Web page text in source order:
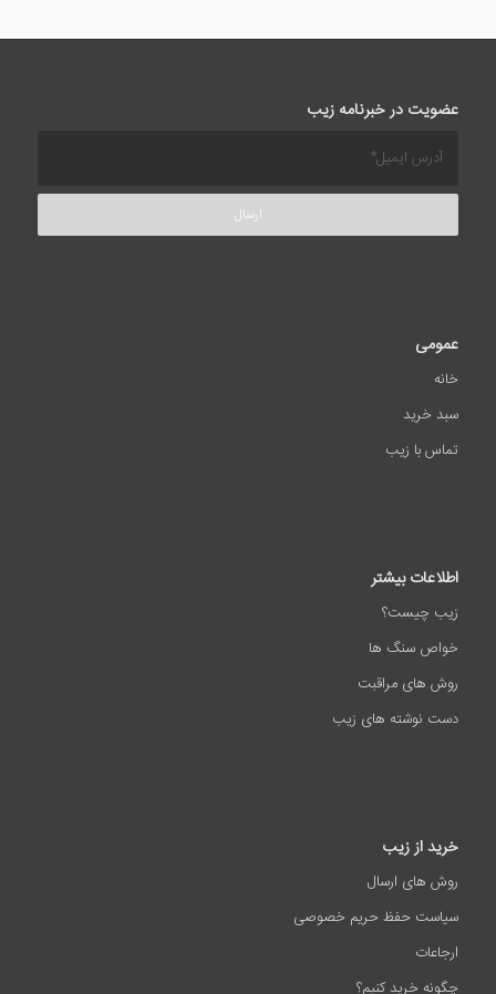
عضویت در خبرنامه زیب
عمومی
خانه
سبد خرید
تماس با زیب
اطلاعات بیشتر
زیب چیست؟
خواص سنگ ها
روش های مراقبت
دست نوشته های زیب
خرید از زیب
روش های ارسال
سیاست حفظ حریم خصوصی
ارجاعات
چگونه خرید کنیم؟